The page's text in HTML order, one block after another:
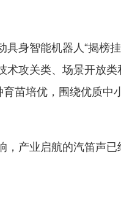
具身智能机器人“揭榜
术攻关类、场景开放
育苗培优，围绕优质
，产业启航的汽笛声